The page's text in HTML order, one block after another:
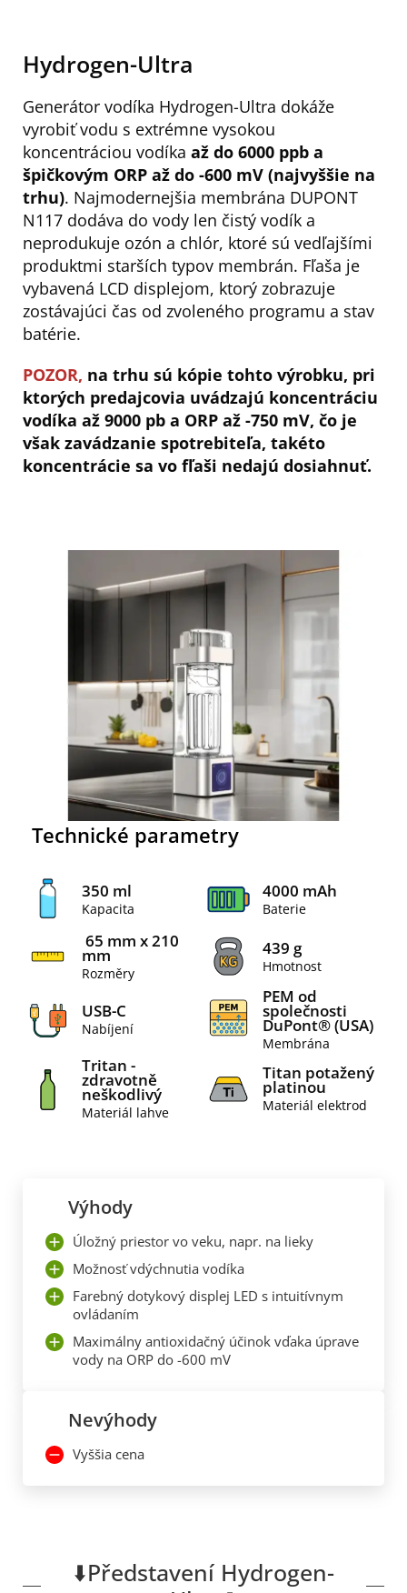
Hydrogen-Ultra
Generátor vodíka Hydrogen-Ultra dokáže
vyrobiť vodu s extrémne vysokou
koncentráciou vodíka až do 6000 ppb a
špičkovým ORP až do -600 mV (najvyššie na
trhu). Najmodernejšia membrána DUPONT
N117 dodáva do vody len čistý vodík a
neprodukuje ozón a chlór, ktoré sú vedľajšími
produktmi starších typov membrán. Fľaša je
vybavená LCD displejom, ktorý zobrazuje
zostávajúci čas od zvoleného programu a stav
batérie.
POZOR, na trhu sú kópie tohto výrobku, pri
ktorých predajcovia uvádzajú koncentráciu
vodíka až 9000 pb a ORP až -750 mV, čo je
však zavádzanie spotrebiteľa, takéto
koncentrácie sa vo fľaši nedajú dosiahnuť.
Technické parametry
350 ml
Kapacita
4000 mAh
Baterie
65 mm x 210
mm
Rozměry
439 g
Hmotnost
USB-C
Nabíjení
PEM od
společnosti
DuPont® (USA)
Membrána
Tritan -
zdravotně
neškodlivý
Materiál lahve
Titan potažený
platinou
Materiál elektrod
Výhody
Úložný priestor vo veku, napr. na lieky
Možnosť vdýchnutia vodíka
Farebný dotykový displej LED s intuitívnym
ovládaním
Maximálny antioxidačný účinok vďaka úprave
vody na ORP do -600 mV
Nevýhody
Vyššia cena
⬇️Představení Hydrogen-